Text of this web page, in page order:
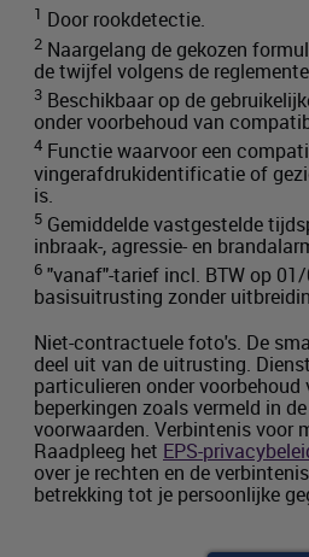
1 Door rookdetectie.
2 Naargelang de gekozen
de twijfel volgens de
3 Beschikbaar op de
onder voorbehoud van
4 Functie waarvoor een
vingerafdrukidentificatie of
is.
5 Gemiddelde vastgestelde
inbraak-, agressie- en
6 "vanaf"-tarief incl. BTW op 01/
basisuitrusting zonder
Niet-contractuele foto's. De
deel uit van de uitrusting.
particulieren onder voorbehoud
beperkingen zoals vermeld in
voorwaarden. Verbintenis voor
Raadpleeg het EPS-
over je rechten en de
betrekking tot je persoonlijke